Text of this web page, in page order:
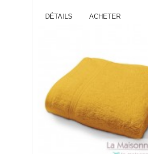
DÉTAILS ACHETER